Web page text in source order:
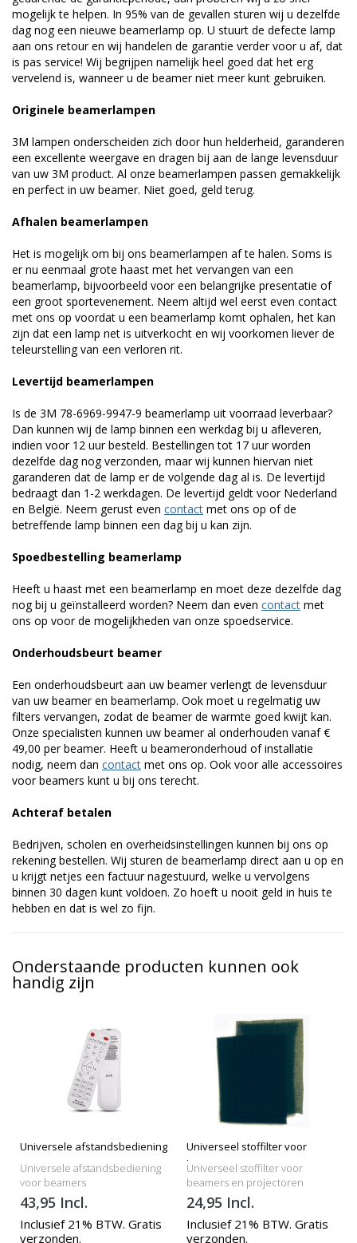
mogelijk te helpen. In 95% van de gevallen sturen wij u dezelfde
dag nog een nieuwe beamerlamp op. U stuurt de defecte lamp
aan ons retour en wij handelen de garantie verder voor u af, dat
is pas service! Wij begrijpen namelijk heel goed dat het erg
vervelend is, wanneer u de beamer niet meer kunt gebruiken.
Originele beamerlampen
3M lampen onderscheiden zich door hun helderheid, garanderen
een excellente weergave en dragen bij aan de lange levensduur
van uw 3M product. Al onze beamerlampen passen gemakkelijk
en perfect in uw beamer. Niet goed, geld terug.
Afhalen beamerlampen
Het is mogelijk om bij ons beamerlampen af te halen. Soms is
er nu eenmaal grote haast met het vervangen van een
beamerlamp, bijvoorbeeld voor een belangrijke presentatie of
een groot sportevenement. Neem altijd wel eerst even contact
met ons op voordat u een beamerlamp komt ophalen, het kan
zijn dat een lamp net is uitverkocht en wij voorkomen liever de
teleurstelling van een verloren rit.
Levertijd beamerlampen
Is de 3M 78-6969-9947-9 beamerlamp uit voorraad leverbaar?
Dan kunnen wij de lamp binnen een werkdag bij u afleveren,
indien voor 12 uur besteld. Bestellingen tot 17 uur worden
dezelfde dag nog verzonden, maar wij kunnen hiervan niet
garanderen dat de lamp er de volgende dag al is. De levertijd
bedraagt dan 1-2 werkdagen. De levertijd geldt voor Nederland
en België. Neem gerust even contact met ons op of de
betreffende lamp binnen een dag bij u kan zijn.
Spoedbestelling beamerlamp
Heeft u haast met een beamerlamp en moet deze dezelfde dag
nog bij u geïnstalleerd worden? Neem dan even contact met
ons op voor de mogelijkheden van onze spoedservice.
Onderhoudsbeurt beamer
Een onderhoudsbeurt aan uw beamer verlengt de levensduur
van uw beamer en beamerlamp. Ook moet u regelmatig uw
filters vervangen, zodat de beamer de warmte goed kwijt kan.
Onze specialisten kunnen uw beamer al onderhouden vanaf €
49,00 per beamer. Heeft u beameronderhoud of installatie
nodig, neem dan contact met ons op. Ook voor alle accessoires
voor beamers kunt u bij ons terecht.
Achteraf betalen
Bedrijven, scholen en overheidsinstellingen kunnen bij ons op
rekening bestellen. Wij sturen de beamerlamp direct aan u op en
u krijgt netjes een factuur nagestuurd, welke u vervolgens
binnen 30 dagen kunt voldoen. Zo hoeft u nooit geld in huis te
hebben en dat is wel zo fijn.
Onderstaande producten kunnen ook
handig zijn
Universele afstandsbediening
Universele afstandsbediening
voor beamers
43,95 Incl.
Inclusief 21% BTW. Gratis
verzonden.
Universeel stoffilter voor
beamers
Universeel stoffilter voor
beamers en projectoren
24,95 Incl.
Inclusief 21% BTW. Gratis
verzonden.